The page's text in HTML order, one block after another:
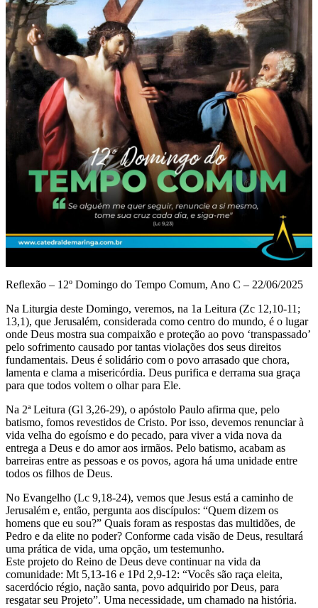
Reflexão – 12º Domingo do Tempo Comum, Ano C – 22/06/2025
Na Liturgia deste Domingo, veremos, na 1a Leitura (Zc 12,10-11;
13,1), que Jerusalém, considerada como centro do mundo, é o lugar
onde Deus mostra sua compaixão e proteção ao povo ‘transpassado’
pelo sofrimento causado por tantas violações dos seus direitos
fundamentais. Deus é solidário com o povo arrasado que chora,
lamenta e clama a misericórdia. Deus purifica e derrama sua graça
para que todos voltem o olhar para Ele.
Na 2ª Leitura (Gl 3,26-29), o apóstolo Paulo afirma que, pelo
batismo, fomos revestidos de Cristo. Por isso, devemos renunciar à
vida velha do egoísmo e do pecado, para viver a vida nova da
entrega a Deus e do amor aos irmãos. Pelo batismo, acabam as
barreiras entre as pessoas e os povos, agora há uma unidade entre
todos os filhos de Deus.
No Evangelho (Lc 9,18-24), vemos que Jesus está a caminho de
Jerusalém e, então, pergunta aos discípulos: “Quem dizem os
homens que eu sou?” Quais foram as respostas das multidões, de
Pedro e da elite no poder? Conforme cada visão de Deus, resultará
uma prática de vida, uma opção, um testemunho.
Este projeto do Reino de Deus deve continuar na vida da
comunidade: Mt 5,13-16 e 1Pd 2,9-12: “Vocês são raça eleita,
sacerdócio régio, nação santa, povo adquirido por Deus, para
resgatar seu Projeto”. Uma necessidade, um chamado na história.